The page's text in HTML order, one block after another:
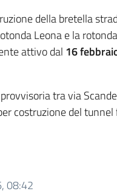
della bretella
Leona e la
attivo dal 16
tra via
costruzione del
08:42